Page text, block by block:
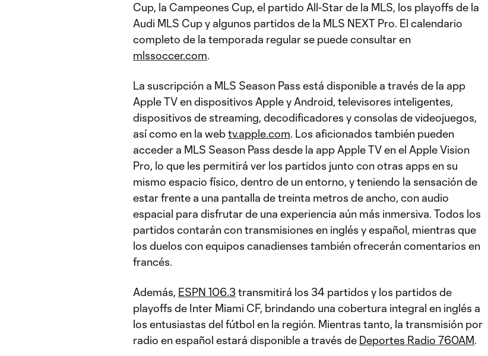
Cup, la Campeones Cup, el partido All-Star de la MLS, los playoffs de la
Audi MLS Cup y algunos partidos de la MLS NEXT Pro. El calendario
completo de la temporada regular se puede consultar en
mlssoccer.com.
La suscripción a MLS Season Pass está disponible a través de la app
Apple TV en dispositivos Apple y Android, televisores inteligentes,
dispositivos de streaming, decodificadores y consolas de videojuegos,
así como en la webtv.apple.com. Los aficionados también pueden
acceder a MLS Season Pass desde la app Apple TV en el Apple Vision
Pro, lo que les permitirá ver los partidos junto con otras apps en su
mismo espacio físico, dentro de un entorno, y teniendo la sensación de
estar frente a una pantalla de treinta metros de ancho, con audio
espacial para disfrutar de una experiencia aún más inmersiva. Todos los
partidos contarán con transmisiones en inglés y español, mientras que
los duelos con equipos canadienses también ofrecerán comentarios en
francés.
Además, ESPN 106.3 transmitirá los 34 partidos y los partidos de
playoffs de Inter Miami CF, brindando una cobertura integral en inglés a
los entusiastas del fútbol en la región. Mientras tanto, la transmisión por
radio en español estará disponible a través de Deportes Radio 760AM.